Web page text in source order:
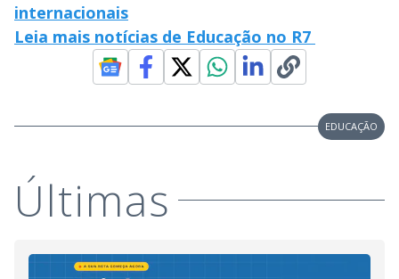
internacionais
Leia mais notícias de Educação no R7
EDUCAÇÃO
Últimas